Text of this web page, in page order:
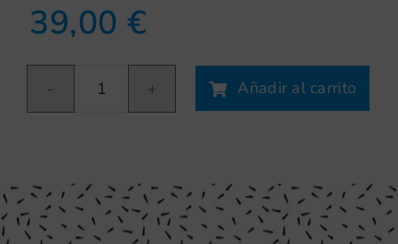
39,00€
Marietes
cantidad
Añadir al carrito